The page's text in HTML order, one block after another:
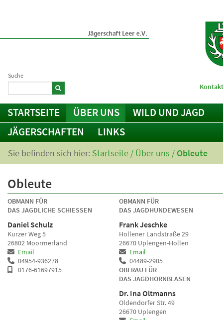
Suche
STARTSEITE ÜBER UNS
WILD UND JAGD
JÄGERSCHAFTEN
LINKS
Sie befinden sich hier: Startseite / Über uns / Obleute
Obleute
OBMANN FÜR
DAS JAGDLICHE SCHIESSEN
Daniel Schulz
Kurzer Weg 5
26802 Moormerland
Email
04954-936278
0176-61697915
OBMANN FÜR
DAS JAGDHUNDEWESEN
Frank Jeschke
Hollener Landstraße 29
26670 Uplengen-Hollen
Email
04489-2905
OBFRAU FÜR
DAS JAGDHORNBLASEN
Dr. Ina Oltmanns
Oldendorfer Str. 49
26670 Uplengen